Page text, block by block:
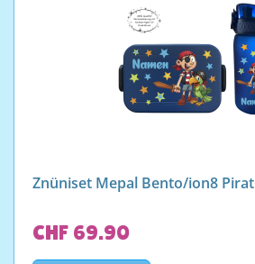
Znüniset Mepal Bento/ion8 Pirat
CHF 69.90